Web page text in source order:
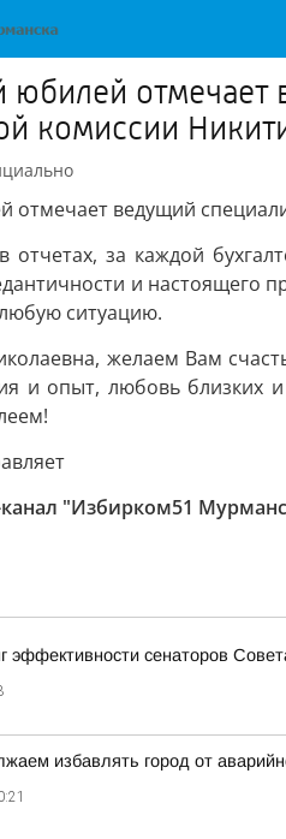
юбилей отмечает
комиссии
отмечает ведущий
отчетах, за каждой
и настоящего
ситуацию.
желаем Вам
и опыт, любовь близких
канал "Избирком51
эффективности сенаторов
избавлять город от